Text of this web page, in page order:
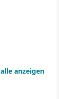
alle anzeigen